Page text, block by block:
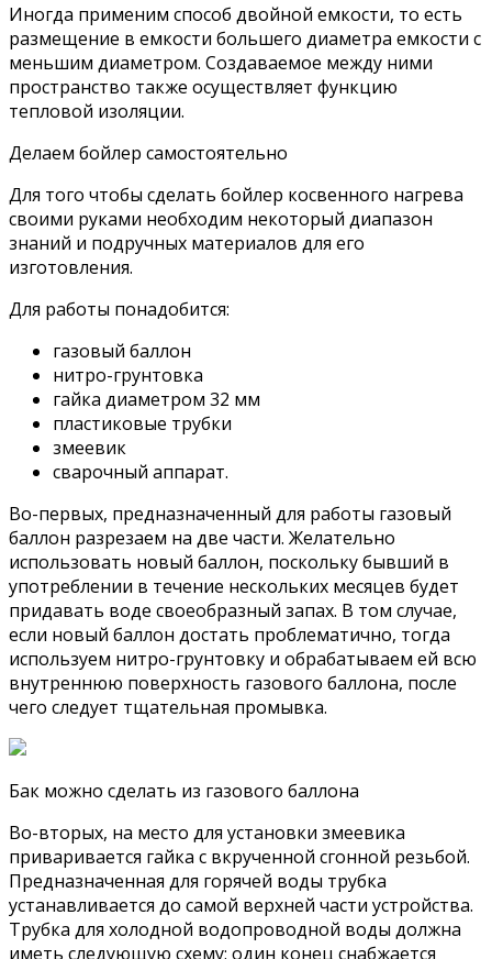
Иногда применим способ двойной емкости, то есть
размещение в емкости большего диаметра емкости с
меньшим диаметром. Создаваемое между ними
пространство также осуществляет функцию
тепловой изоляции.
Делаем бойлер самостоятельно
Для того чтобы сделать бойлер косвенного нагрева
своими руками необходим некоторый диапазон
знаний и подручных материалов для его
изготовления.
Для работы понадобится:
газовый баллон
нитро-грунтовка
гайка диаметром 32 мм
пластиковые трубки
змеевик
сварочный аппарат.
Во-первых, предназначенный для работы газовый
баллон разрезаем на две части. Желательно
использовать новый баллон, поскольку бывший в
употреблении в течение нескольких месяцев будет
придавать воде своеобразный запах. В том случае,
если новый баллон достать проблематично, тогда
используем нитро-грунтовку и обрабатываем ей всю
внутреннюю поверхность газового баллона, после
чего следует тщательная промывка.
Бак можно сделать из газового баллона
Во-вторых, на место для установки змеевика
приваривается гайка с вкрученной сгонной резьбой.
Предназначенная для горячей воды трубка
устанавливается до самой верхней части устройства.
Трубка для холодной водопроводной воды должна
иметь следующую схему: один конец снабжается